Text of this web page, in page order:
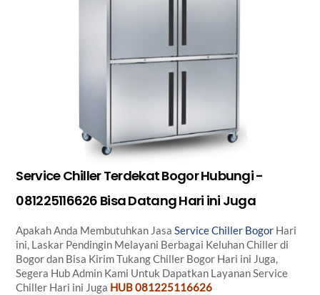
Service Chiller Terdekat Bogor Hubungi -
081225116626 Bisa Datang Hari ini Juga
Apakah Anda Membutuhkan JasaService Chiller Bogor Hari
ini, Laskar Pendingin Melayani Berbagai Keluhan Chiller di
Bogor dan Bisa Kirim Tukang Chiller Bogor Hari ini Juga,
Segera Hub Admin Kami Untuk Dapatkan Layanan Service
Chiller Hari ini Juga HUB 081225116626